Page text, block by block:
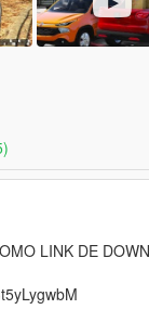
LINK DE